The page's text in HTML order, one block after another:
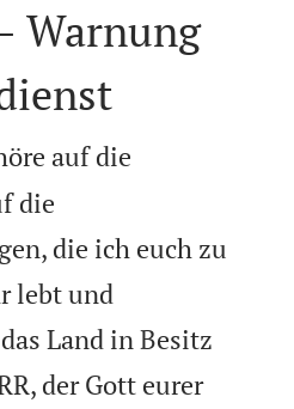
Warnung
auf die
die
die ich euch zu
lebt und
Land in Besitz
der Gott eurer